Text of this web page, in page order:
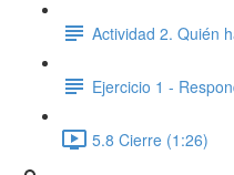
Actividad 2. Quién
Ejercicio 1 -
5.8 Cierre (1:26)